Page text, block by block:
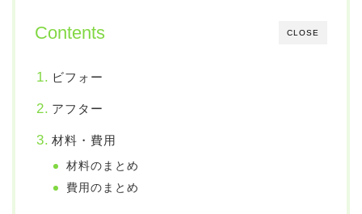
CLOSE
Contents
ビフォー
アフター
材料・費用
材料のまとめ
費用のまとめ